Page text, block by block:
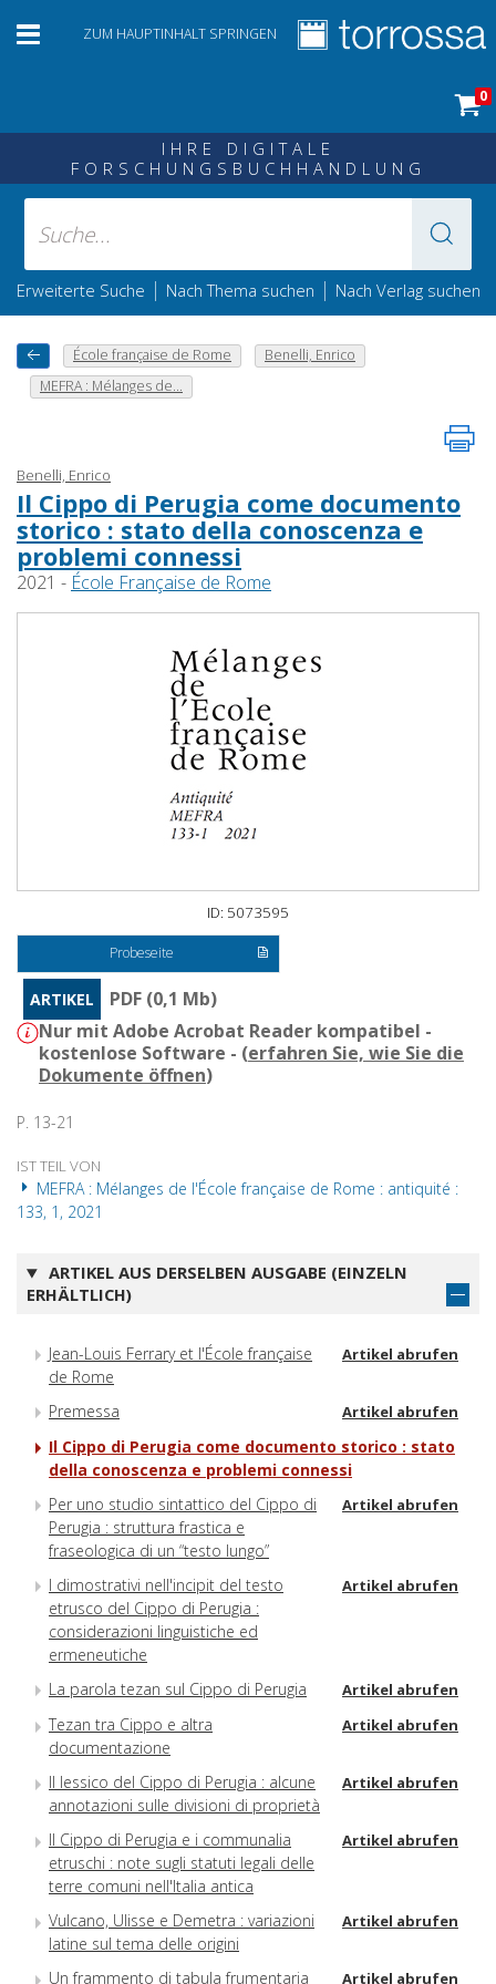
ZUM HAUPTINHALT SPRINGEN
0
IHRE DIGITALE
FORSCHUNGSBUCHHANDLUNG
Erweiterte Suche | Nach Thema suchen | Nach Verlag suchen
École française de Rome
Benelli, Enrico
MEFRA : Mélanges de...
Benelli, Enrico
Il Cippo di Perugia come documento
storico : stato della conoscenza e
problemi connessi
2021 - École Française de Rome
ID: 5073595
Probeseite
ARTIKEL
PDF (0,1 Mb)
Nur mit Adobe Acrobat Reader kompatibel -
kostenlose Software - (erfahren Sie, wie Sie die
Dokumente öffnen)
P. 13-21
IST TEIL VON
MEFRA : Mélanges de l'École française de Rome : antiquité :
133, 1, 2021
ARTIKEL AUS DERSELBEN AUSGABE (EINZELN
ERHÄLTLICH)
Jean-Louis Ferrary et l'École française
de Rome
Artikel abrufen
Premessa Artikel abrufen
Il Cippo di Perugia come documento storico : stato
della conoscenza e problemi connessi
Per uno studio sintattico del Cippo di
Perugia : struttura frastica e
fraseologica di un “testo lungo”
Artikel abrufen
I dimostrativi nell'incipit del testo
etrusco del Cippo di Perugia :
considerazioni linguistiche ed
ermeneutiche
Artikel abrufen
La parola tezan sul Cippo di Perugia Artikel abrufen
Tezan tra Cippo e altra
documentazione
Artikel abrufen
Il lessico del Cippo di Perugia : alcune
annotazioni sulle divisioni di proprietà
Artikel abrufen
Il Cippo di Perugia e i communalia
etruschi : note sugli statuti legali delle
terre comuni nell'Italia antica
Artikel abrufen
Vulcano, Ulisse e Demetra : variazioni
latine sul tema delle origini
Artikel abrufen
Un frammento di tabula frumentaria
Artikel abrufen